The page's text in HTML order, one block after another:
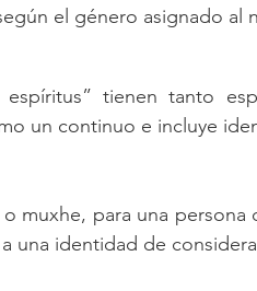
el género asignado al
tienen tanto
un continuo e incluye
muxhe, para una
una identidad de